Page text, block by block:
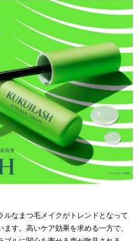
なまつ毛メイクがトレンドとなって
す。高いケア効果を求める一方で、